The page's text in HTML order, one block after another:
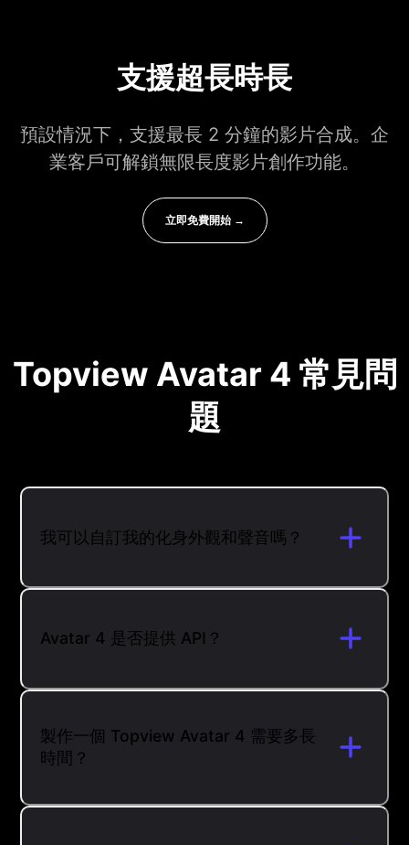
支援超長時長
預設情況下，支援最長 2 分鐘的影片合成。企
業客戶可解鎖無限長度影片創作功能。
立即免費開始 →
Topview Avatar 4 常見問
題
我可以自訂我的化身外觀和聲音嗎？
Avatar 4 是否提供 API？
製作一個 Topview Avatar 4 需要多長
時間？